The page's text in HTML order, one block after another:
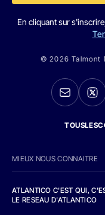
En cliquant sur
© 2026 Talmont
MIEUX NOUS CONNAITRE
ATLANTICO C'EST QUI,
LE RESEAU D'ATLANTICO